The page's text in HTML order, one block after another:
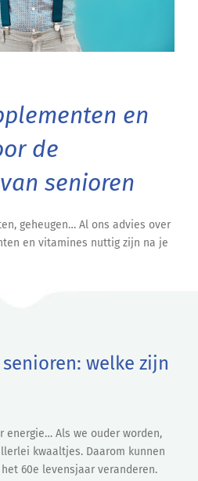
en
de
senioren
geheugen… Al ons advies over
en vitamines nuttig zijn na je
welke zijn
energie… Als we ouder worden,
kwaaltjes. Daarom kunnen
60e levensjaar veranderen.